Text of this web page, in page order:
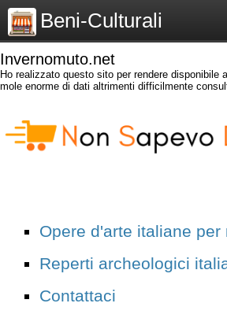
Beni-Culturali
Invernomuto.net
Ho realizzato questo sito per rendere disponibile
mole enorme di dati altrimenti difficilmente
Opere d'arte italiane per
Reperti archeologici
Contattaci